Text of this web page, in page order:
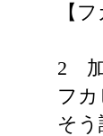
【
2 加
フカ
そ